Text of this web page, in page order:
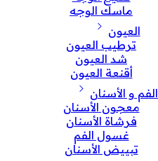
ماسك الوجه
العيون
ترطيب العيون
شد العيون
أقنعة العيون
الفم و الأسنان
معجون الأسنان
فرشاة الأسنان
غسول الفم
تبييض الأسنان